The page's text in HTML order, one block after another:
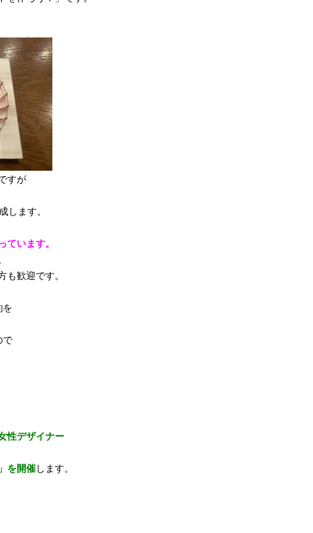
すが
します。
います。
歓迎です。
を
で
性デザイナー
を開催します。